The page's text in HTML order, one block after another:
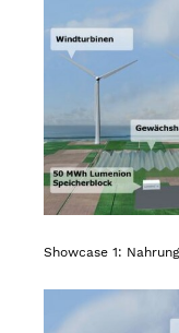
Showcase 1: